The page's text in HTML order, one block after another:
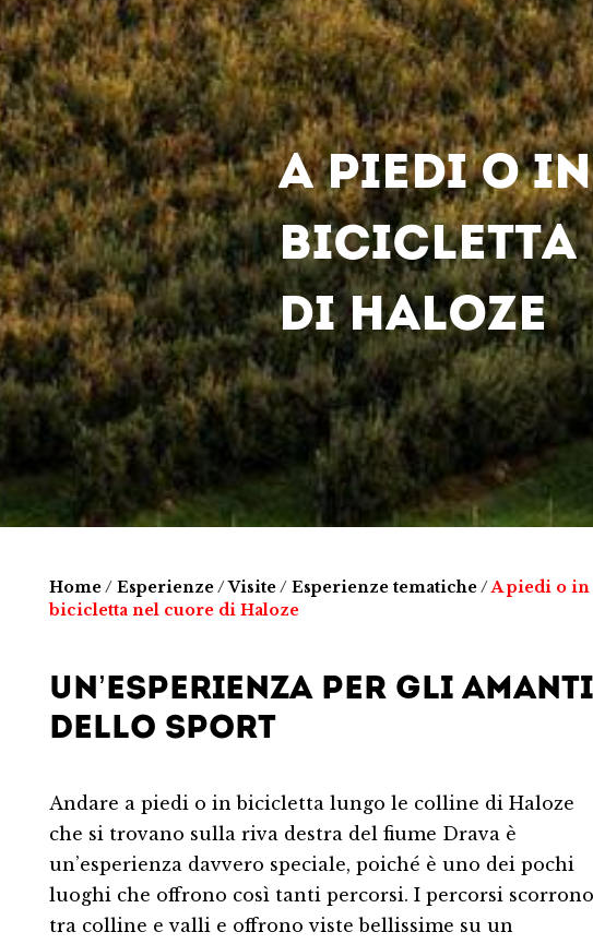
A PIEDI O IN
BICICLETTA
DI HALOZE
Home / Esperienze /Visite / Esperienze tematiche /A piedi o in
bicicletta nel cuore di Haloze
UN’ESPERIENZA PER GLI AMANTI
DELLO SPORT
Andare a piedi o in bicicletta lungo le colline di Haloze
che si trovano sulla riva destra del fiume Drava è
un’esperienza davvero speciale, poiché è uno dei pochi
luoghi che offrono così tanti percorsi. I percorsi scorrono
tra colline e valli e offrono viste bellissime su un